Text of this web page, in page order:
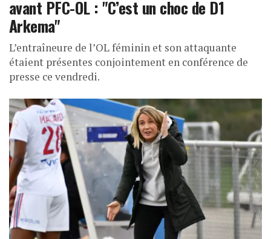
avant PFC-OL : "C’est un choc de D1
Arkema"
L’entraîneure de l’OL féminin et son attaquante
étaient présentes conjointement en conférence de
presse ce vendredi.